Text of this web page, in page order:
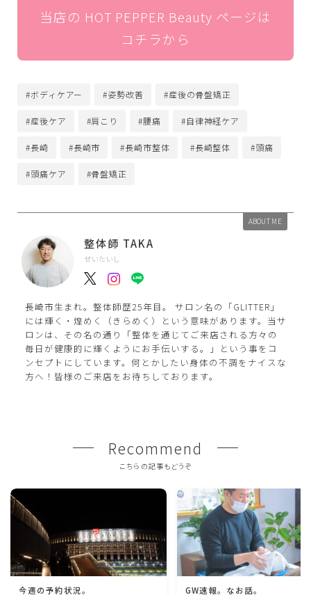
当店の HOT PEPPER Beauty ページは
コチラから
#ボディケアー #姿勢改善 #産後の骨盤矯正
#産後ケア #肩こり #腰痛 #自律神経ケア
#長崎 #長崎市 #長崎市整体 #長崎整体 #頭痛
#頭痛ケア #骨盤矯正
ABOUT ME
整体師 TAKA
せいたいし
長崎市生まれ。整体師歴25年目。 サロン名の「GLITTER」
には輝く・煌めく（きらめく）という意味があります。当サ
ロンは、その名の通り「整体を通じてご来店される方々の
毎日が健康的に輝くようにお手伝いする。」という事をコ
ンセプトにしています。何とかしたい身体の不調をナイスな
方へ！皆様のご来店をお待ちしております。
Recommend
こちらの記事もどうぞ
今週の予約状況。 GW速報。なお話。